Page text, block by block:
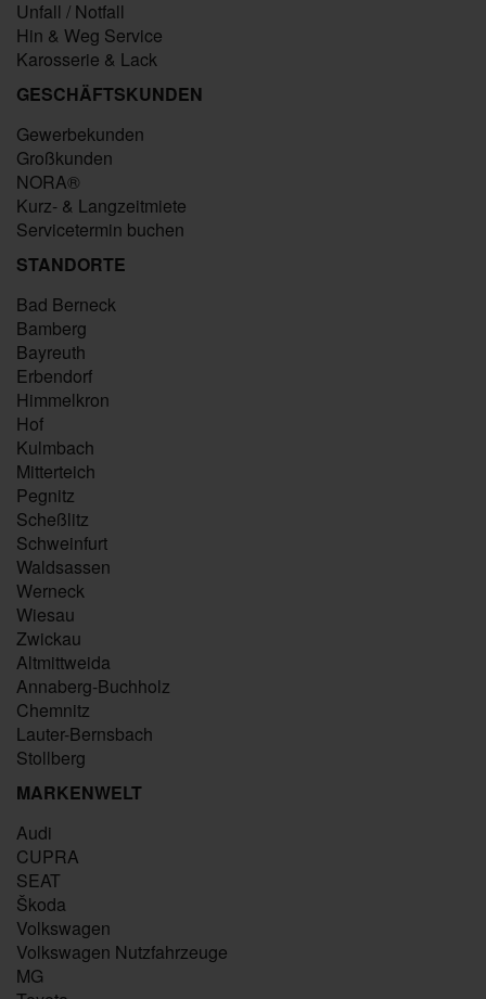
Unfall / Notfall
Hin & Weg Service
Karosserie & Lack
GESCHÄFTSKUNDEN
Gewerbekunden
Großkunden
NORA®
Kurz- & Langzeitmiete
Servicetermin buchen
STANDORTE
Bad Berneck
Bamberg
Bayreuth
Erbendorf
Himmelkron
Hof
Kulmbach
Mitterteich
Pegnitz
Scheßlitz
Schweinfurt
Waldsassen
Werneck
Wiesau
Zwickau
Altmittweida
Annaberg-Buchholz
Chemnitz
Lauter-Bernsbach
Stollberg
MARKENWELT
Audi
CUPRA
SEAT
Škoda
Volkswagen
Volkswagen Nutzfahrzeuge
MG